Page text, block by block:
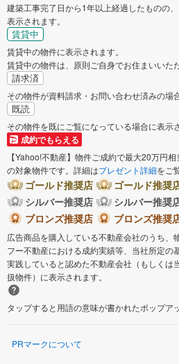
建築工事完了日から1年以上経過したものの
表示されます。
賃貸中
賃貸中の物件に表示されます。
賃貸中の物件は、原則ご自身でお住まいいた
請求済
その物件が資料請求・お問い合わせ済みの場
既読
その物件を既にご覧になっている場合に表示
成約でもらえる
【Yahoo!不動産】物件ご成約で最大20万円
の対象物件です。詳細はプレゼント詳細をご
ゴールド推奨店
ゴールド推奨
シルバー推奨店
シルバー推奨
ブロンズ推奨店
ブロンズ推奨
広告商品を購入している不動産会社のうち、
フー不動産における成約実績等、当社所定の
実践していると認めた不動産会社（もしくは
扱物件）に表示されます。
タップすると用語の意味が書かれたポップア
PRマークについて